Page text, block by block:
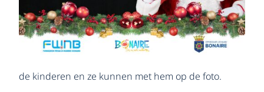
de kinderen en ze kunnen met hem op de foto.